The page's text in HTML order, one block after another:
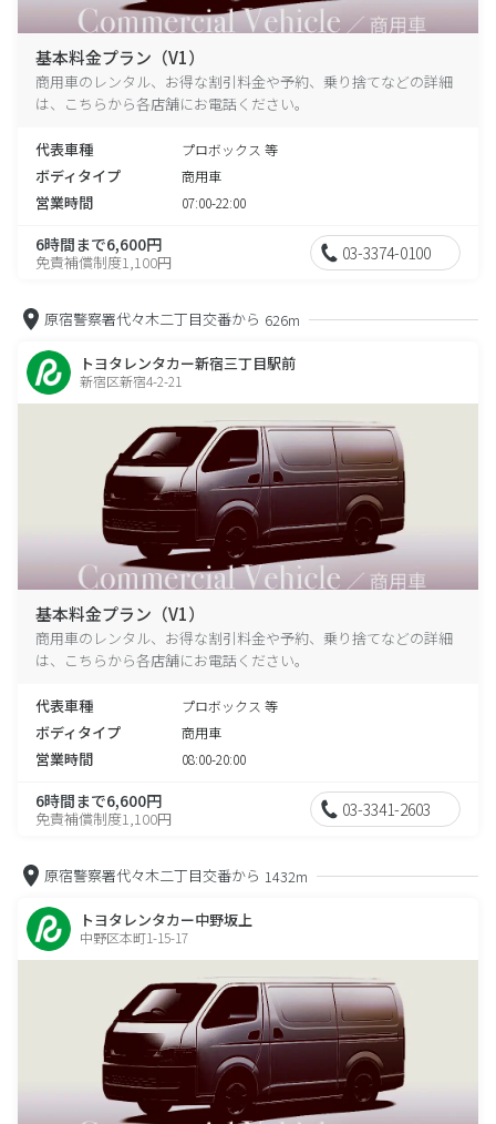
基本料金プラン（V1）
商用車のレンタル、お得な割引料金や予約、乗り捨てなどの詳細
は、こちらから各店舗にお電話ください。
代表車種 プロボックス 等
ボディタイプ 商用車
営業時間 07:00-22:00
6時間まで6,600円
免責補償制度1,100円 03-3374-0100
原宿警察署代々木二丁目交番から 626m
トヨタレンタカー新宿三丁目駅前
新宿区新宿4-2-21
基本料金プラン（V1）
商用車のレンタル、お得な割引料金や予約、乗り捨てなどの詳細
は、こちらから各店舗にお電話ください。
代表車種 プロボックス 等
ボディタイプ 商用車
営業時間 08:00-20:00
6時間まで6,600円
免責補償制度1,100円 03-3341-2603
原宿警察署代々木二丁目交番から 1432m
トヨタレンタカー中野坂上
中野区本町1-15-17